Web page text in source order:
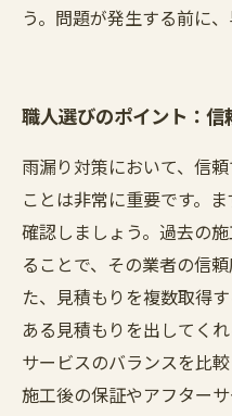
う。問題が発生する前に
職人選びのポイント：
雨漏り対策において、信
ことは非常に重要です。
確認しましょう。過去の
ることで、その業者の信
た、見積もりを複数取得
ある見積もりを出してく
サービスのバランスを比
施工後の保証やアフター